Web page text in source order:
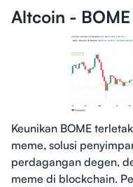
Altcoin -
Keunikan BOME
meme, solusi
perdagangan degen,
meme di blockchain.